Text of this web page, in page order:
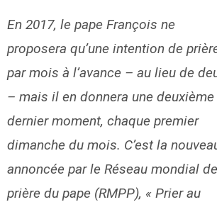
En 2017, le pape François ne
proposera qu’une intention de
par mois à l’avance – au lieu de
– mais il en donnera une deuxième
dernier moment, chaque premier
dimanche du mois. C’est la
annoncée par le Réseau mondial de
prière du pape (RMPP), « Prier au